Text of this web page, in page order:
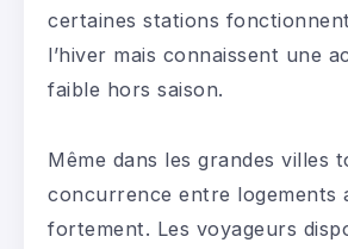
certaines stations
l’hiver mais connaissent une
faible hors saison.
Même dans les grandes villes
concurrence entre logements
fortement. Les voyageurs